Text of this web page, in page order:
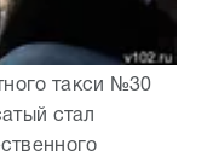
такси №30
стал